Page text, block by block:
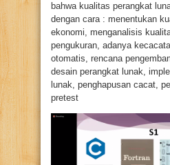
bahwa kualitas perangkat
dengan cara : menentukan
ekonomi, menganalisis
pengukuran, adanya
otomatis, rencana
desain perangkat lunak,
lunak, penghapusan cacat,
pretest